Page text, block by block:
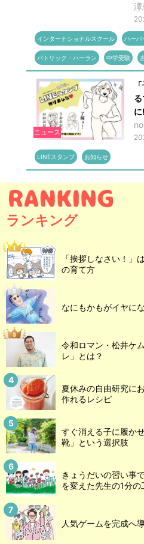
澤
インターナショナルスクール ハーバ
パトリック・ハーラン 中学受験
ニュース
LINEスタンプ お知らせ
ランキング
「挨拶しなさい！」
の育て方
なにもかもがイヤに
令和ロマン・松井ケ
レ」とは？
夏休みの自由研究に
作れるレシピ
すぐ消える子に履か
靴」という選択肢
きょうだいの習い事
を変えた先生の1分の
人気ゲームを完成へ